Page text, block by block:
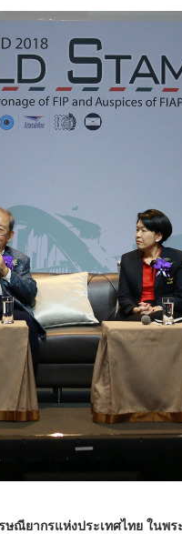
ยากรแห่งประเทศไทย ในพ